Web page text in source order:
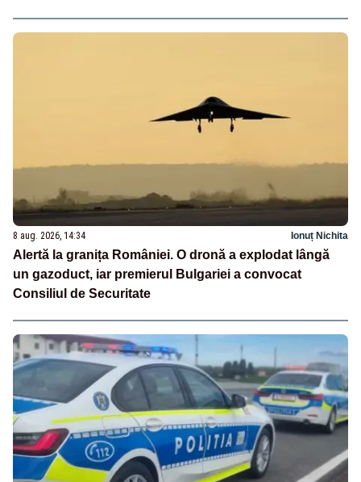
8 aug. 2026, 14:34 Ionuț Nichita
Alertă la granița României. O dronă a explodat lângă
un gazoduct, iar premierul Bulgariei a convocat
Consiliul de Securitate